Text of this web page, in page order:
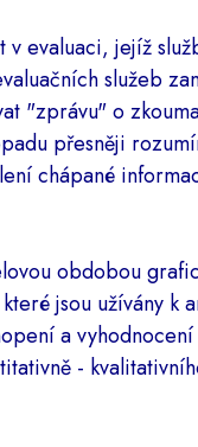
evaluaci, jejíž
služeb
"zprávu" o
přesněji
chápané
obdobou
jsou užívány k
a
-